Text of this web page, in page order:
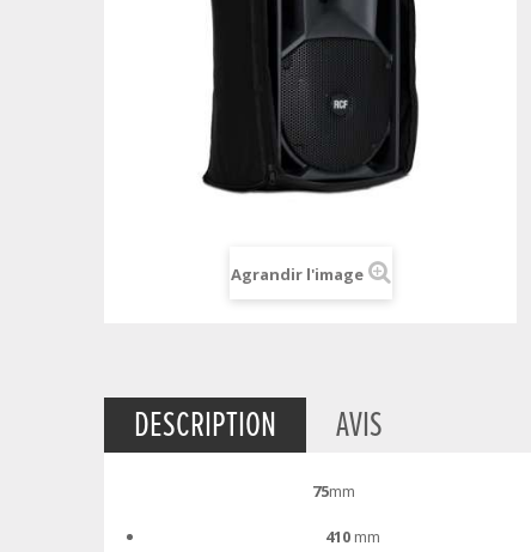
Agrandir l'image
DESCRIPTION AVIS
75mm
410 mm